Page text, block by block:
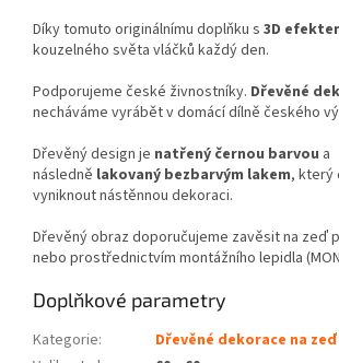
Díky tomuto originálnímu doplňku s 3D
kouzelného světa vláčků každý den.
Podporujeme české živnostníky. Dřevěné
necháváme vyrábět v domácí dílně českého
Dřevěný design je natřený černou barvou a
následně lakovaný bezbarvým lakem, který
vyniknout nástěnnou dekoraci.
Dřevěný obraz doporučujeme zavěsit na zeď
nebo prostřednictvím montážního lepidla
Doplňkové parametry
Kategorie:
Dřevěné dekorace na zeď